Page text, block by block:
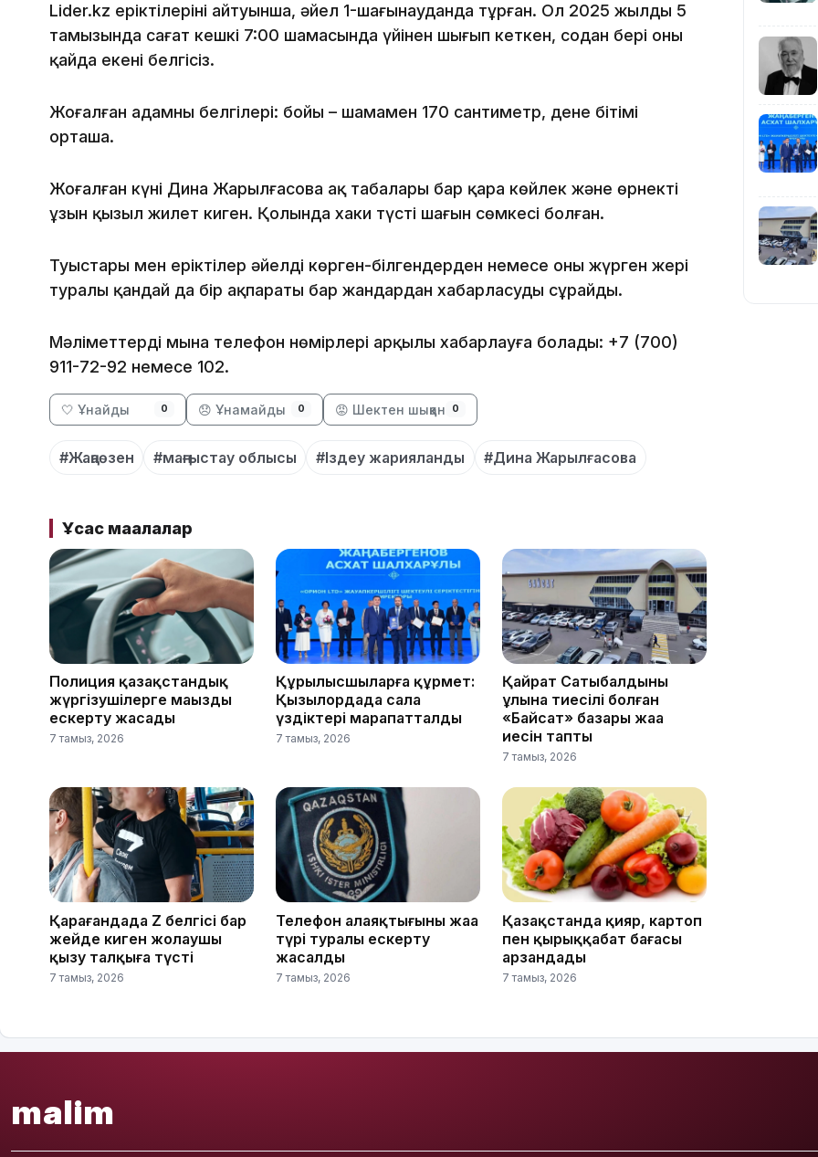
Lider.kz еріктілерінің айтуынша, әйел 1-шағынауданда тұрған. Ол 2025 жылдың 5
тамызында сағат кешкі 7:00 шамасында үйінен шығып кеткен, содан бері оның
қайда екені белгісіз.
Жоғалған адамның белгілері: бойы – шамамен 170 сантиметр, дене бітімі
орташа.
Жоғалған күні Дина Жарылғасова ақ таңбалары бар қара көйлек және өрнекті
ұзын қызыл жилет киген. Қолында хаки түсті шағын сөмкесі болған.
Туыстары мен еріктілер әйелді көрген-білгендерден немесе оның жүрген жері
туралы қандай да бір ақпараты бар жандардан хабарласуды сұрайды.
Мәліметтерді мына телефон нөмірлері арқылы хабарлауға болады: +7 (700)
911-72-92 немесе 102.
🤍 Ұнайды 0 😞 Ұнамайды 0 😡 Шектен шыққан 0
#Жаңаөзен #маңғыстау облысы #Іздеу жарияланды #Дина Жарылғасова
Ұқсас мақалалар
Полиция қазақстандық
жүргізушілерге маңызды
ескерту жасады
7 тамыз, 2026
Құрылысшыларға құрмет:
Қызылордада сала
үздіктері марапатталды
7 тамыз, 2026
Қайрат Сатыбалдының
ұлына тиесілі болған
«Байсат» базары жаңа
иесін тапты
7 тамыз, 2026
Қарағандада Z белгісі бар
жейде киген жолаушы
қызу талқыға түсті
7 тамыз, 2026
Телефон алаяқтығының жаңа
түрі туралы ескерту
жасалды
7 тамыз, 2026
Қазақстанда қияр, картоп
пен қырыққабат бағасы
арзандады
7 тамыз, 2026
18:45
17:34
malim